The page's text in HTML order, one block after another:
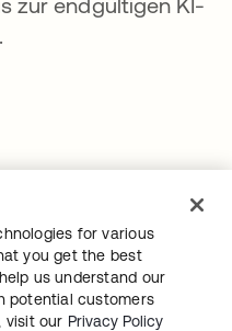
oder
den aktuellen Stand der
und Datenschutzfragen
for various
you get the best
us understand our
potential customers
visit our Privacy Policy